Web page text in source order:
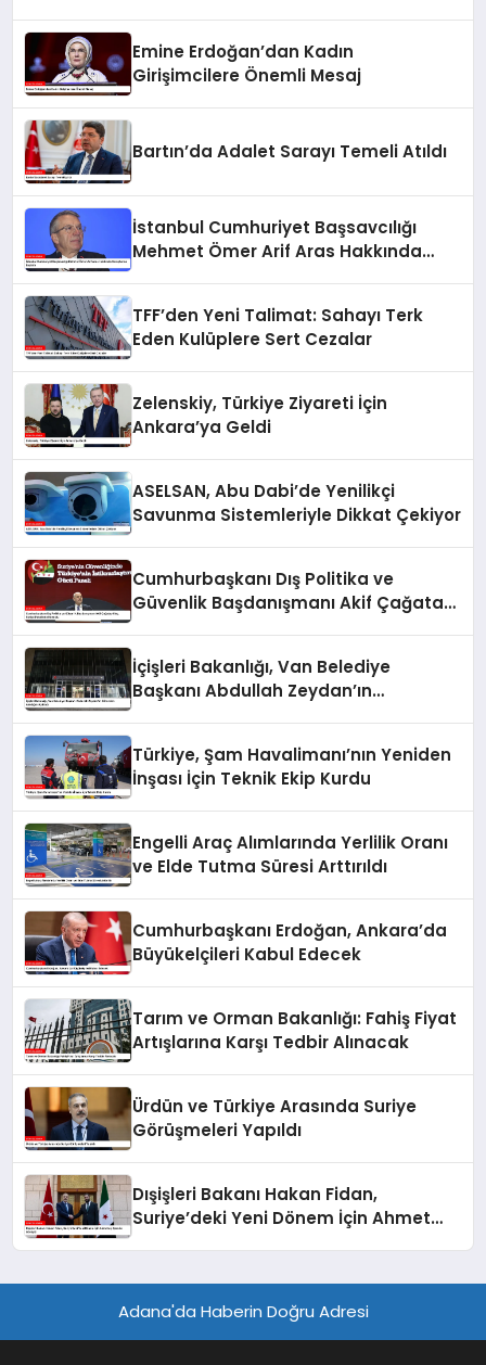
Emine Erdoğan’dan Kadın
Girişimcilere Önemli Mesaj
Bartın’da Adalet Sarayı Temeli Atıldı
İstanbul Cumhuriyet Başsavcılığı
Mehmet Ömer Arif Aras Hakkında
TFF’den Yeni Talimat: Sahayı Terk
Eden Kulüplere Sert Cezalar
Zelenskiy, Türkiye Ziyareti İçin
Ankara’ya Geldi
ASELSAN, Abu Dabi’de Yenilikçi
Savunma Sistemleriyle Dikkat Çekiyor
Cumhurbaşkanı Dış Politika ve
Güvenlik Başdanışmanı Akif Çağatay
İçişleri Bakanlığı, Van Belediye
Başkanı Abdullah Zeydan’ın
Türkiye, Şam Havalimanı’nın Yeniden
İnşası İçin Teknik Ekip Kurdu
Engelli Araç Alımlarında Yerlilik Oranı
ve Elde Tutma Süresi Arttırıldı
Cumhurbaşkanı Erdoğan, Ankara’da
Büyükelçileri Kabul Edecek
Tarım ve Orman Bakanlığı: Fahiş Fiyat
Artışlarına Karşı Tedbir Alınacak
Ürdün ve Türkiye Arasında Suriye
Görüşmeleri Yapıldı
Dışişleri Bakanı Hakan Fidan,
Suriye’deki Yeni Dönem İçin Ahmet
Adana'da Haberin Doğru Adresi